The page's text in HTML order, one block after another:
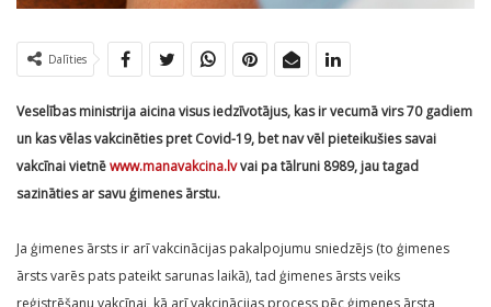
Dalīties
Veselības ministrija aicina visus iedzīvotājus, kas ir vecumā virs 70 gadiem
un kas vēlas vakcinēties pret Covid-19, bet nav vēl pieteikušies savai
vakcīnai vietnēwww.manavakcina.lvvai pa tālruni 8989, jau tagad
sazināties ar savu ģimenes ārstu.
Ja ģimenes ārsts ir arī vakcinācijas pakalpojumu sniedzējs (to ģimenes
ārsts varēs pats pateikt sarunas laikā), tad ģimenes ārsts veiks